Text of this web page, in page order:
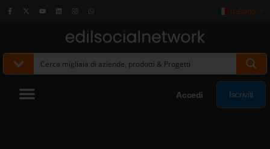
Italiano
Accedi Iscriviti